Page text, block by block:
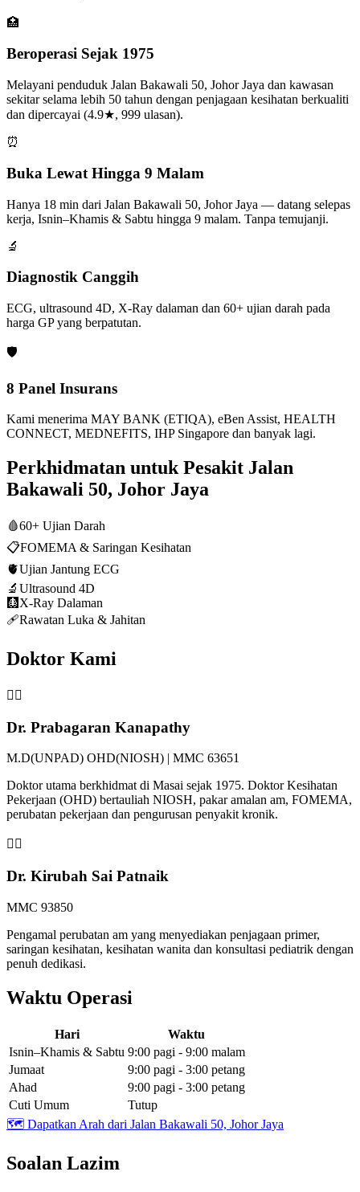
🏥
Beroperasi Sejak 1975
Melayani penduduk Jalan Bakawali 50, Johor Jaya dan kawasan
sekitar selama lebih 50 tahun dengan penjagaan kesihatan berkualiti
dan dipercayai (4.9★, 999 ulasan).
⏰
Buka Lewat Hingga 9 Malam
Hanya 18 min dari Jalan Bakawali 50, Johor Jaya — datang selepas
kerja, Isnin–Khamis & Sabtu hingga 9 malam. Tanpa temujanji.
🔬
Diagnostik Canggih
ECG, ultrasound 4D, X-Ray dalaman dan 60+ ujian darah pada
harga GP yang berpatutan.
🛡️
8 Panel Insurans
Kami menerima MAY BANK (ETIQA), eBen Assist, HEALTH
CONNECT, MEDNEFITS, IHP Singapore dan banyak lagi.
Perkhidmatan untuk Pesakit Jalan
Bakawali 50, Johor Jaya
🩸60+ Ujian Darah
📋FOMEMA & Saringan Kesihatan
🫀Ujian Jantung ECG
🔬 Ultrasound 4D
🩻 X-Ray Dalaman
🩹Rawatan Luka & Jahitan
Doktor Kami
👨‍⚕️
Dr. Prabagaran Kanapathy
M.D(UNPAD) OHD(NIOSH) | MMC 63651
Doktor utama berkhidmat di Masai sejak 1975. Doktor Kesihatan
Pekerjaan (OHD) bertauliah NIOSH, pakar amalan am, FOMEMA,
perubatan pekerjaan dan pengurusan penyakit kronik.
👩‍⚕️
Dr. Kirubah Sai Patnaik
MMC 93850
Pengamal perubatan am yang menyediakan penjagaan primer,
saringan kesihatan, kesihatan wanita dan konsultasi pediatrik dengan
penuh dedikasi.
Waktu Operasi
Hari
Waktu
Isnin–Khamis & Sabtu 9:00 pagi - 9:00 malam
Jumaat
9:00 pagi - 3:00 petang
Ahad
9:00 pagi - 3:00 petang
Cuti Umum
Tutup
🗺️ Dapatkan Arah dari Jalan Bakawali 50, Johor Jaya
Soalan Lazim